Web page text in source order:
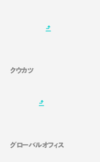
クウカツ
グローバルオフィス